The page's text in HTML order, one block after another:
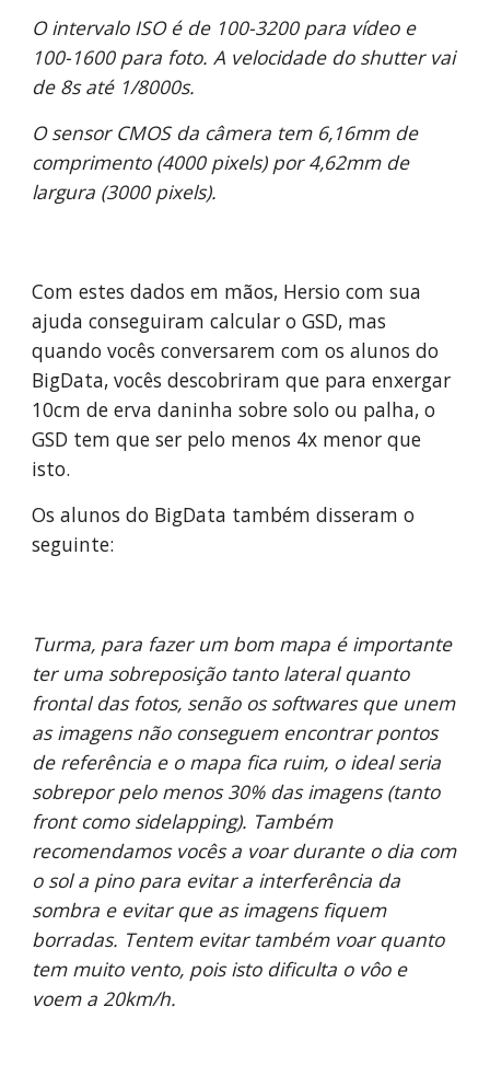
O intervalo ISO é de 100-3200 para vídeo e
100-1600 para foto. A velocidade do shutter vai
de 8s até 1/8000s.
O sensor CMOS da câmera tem 6,16mm de
comprimento (4000 pixels) por 4,62mm de
largura (3000 pixels).
Com estes dados em mãos, Hersio com sua
ajuda conseguiram calcular o GSD, mas
quando vocês conversarem com os alunos do
BigData, vocês descobriram que para enxergar
10cm de erva daninha sobre solo ou palha, o
GSD tem que ser pelo menos 4x menor que
isto.
Os alunos do BigData também disseram o
seguinte:
Turma, para fazer um bom mapa é importante
ter uma sobreposição tanto lateral quanto
frontal das fotos, senão os softwares que unem
as imagens não conseguem encontrar pontos
de referência e o mapa fica ruim, o ideal seria
sobrepor pelo menos 30% das imagens (tanto
front como sidelapping). Também
recomendamos vocês a voar durante o dia com
o sol a pino para evitar a interferência da
sombra e evitar que as imagens fiquem
borradas. Tentem evitar também voar quanto
tem muito vento, pois isto dificulta o vôo e
voem a 20km/h.